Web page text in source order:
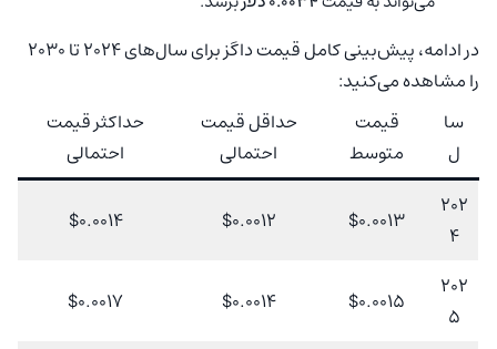
در ادامه، پیش‌بینی کامل قیمت داگز برای سال‌های 2024 تا 2030
را مشاهده می‌کنید:
سا
ل
قیمت
متوسط
حداقل قیمت
احتمالی
حداکثر قیمت
احتمالی
202
4
$0.0013
$0.0012
$0.0014
202
5
$0.0015
$0.0014
$0.0017